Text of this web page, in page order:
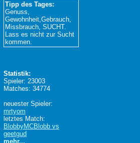
Tipp des Tages:
Genuss,
Gewohnheit,Gebrauch,
Missbrauch, SUCHT.
Lass es nicht zur Sucht
kommen.
Statistik:
Spieler: 23003
Matches: 34774
neuester Spieler:
mrtyom
letztes Match:
BlobbyMCBlobb vs
geetgud
mehr...